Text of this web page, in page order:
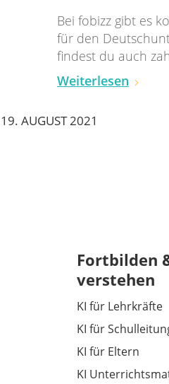
Bei fobizz gibt es
für den
findest du auch
Weiterlesen
19. AUGUST 2021
Fortbilden
verstehen
KI für Lehrkräfte
KI für
KI für Eltern
KI